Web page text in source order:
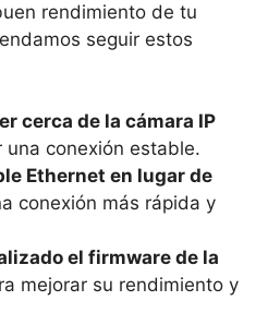
rendimiento de tu
seguir estos
cerca de la cámara IP
una conexión estable.
Ethernet en lugar de
conexión más rápida y
el firmware de la
mejorar su rendimiento y